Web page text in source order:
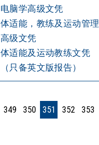
电脑学高级文凭
体适能，教练及运动管理
高级文凭
体适能及运动教练文凭
（只备英文版报告）
349 350 351 352 353